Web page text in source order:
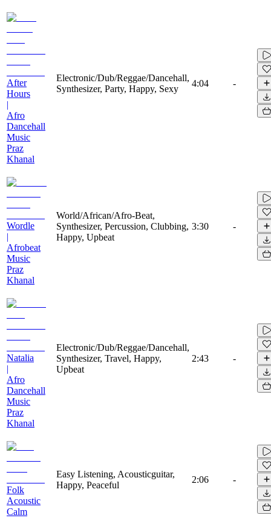
After
Hours
|
Afro
Dancehall
Music
Praz
Khanal
Electronic/Dub/Reggae/Dancehall,
Synthesizer, Party, Happy, Sexy
4:04 -
Wordle
|
Afrobeat
Music
Praz
Khanal
World/African/Afro-Beat,
Synthesizer, Percussion, Clubbing,
Happy, Upbeat
3:30 -
Natalia
|
Afro
Dancehall
Music
Praz
Khanal
Electronic/Dub/Reggae/Dancehall,
Synthesizer, Travel, Happy,
Upbeat
2:43 -
Folk
Acoustic
Calm
Easy Listening, Acousticguitar,
Happy, Peaceful
2:06 -